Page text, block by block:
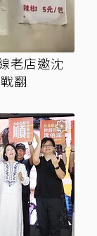
老店邀沈
翻